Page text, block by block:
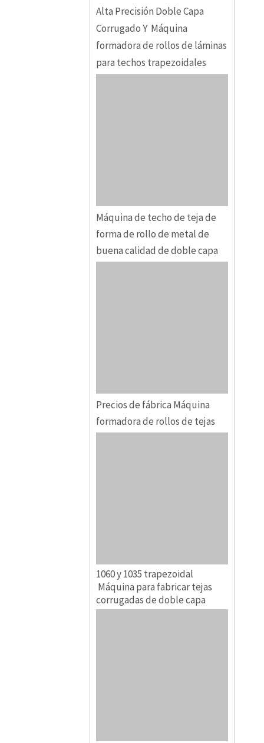
Alta Precisión Doble Capa
Corrugado Y Máquina
formadora de rollos de láminas
para techos trapezoidales
Máquina de techo de teja de
forma de rollo de metal de
buena calidad de doble capa
Precios de fábrica Máquina
formadora de rollos de tejas
1060 y 1035 trapezoidal
Máquina para fabricar tejas
corrugadas de doble capa